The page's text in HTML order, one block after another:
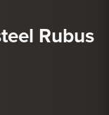
Rubus